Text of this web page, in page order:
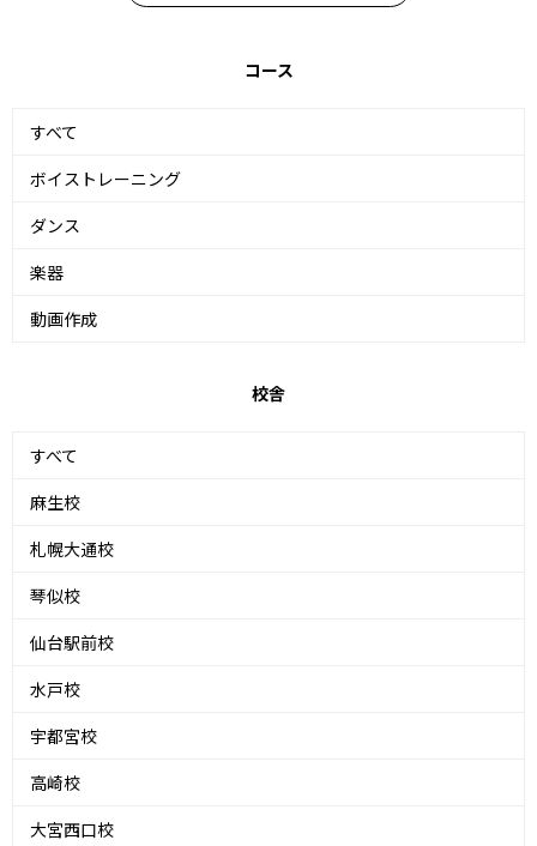
コース
すべて
ボイストレーニング
ダンス
楽器
動画作成
校舎
すべて
麻生校
札幌大通校
琴似校
仙台駅前校
水戸校
宇都宮校
高崎校
大宮西口校